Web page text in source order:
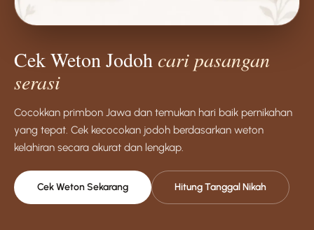
Cek Weton Jodoh cari pasangan
serasi
Cocokkan primbon Jawa dan temukan hari baik pernikahan
yang tepat. Cek kecocokan jodoh berdasarkan weton
kelahiran secara akurat dan lengkap.
Cek Weton Sekarang Hitung Tanggal Nikah